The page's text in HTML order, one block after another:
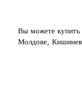
Вы можете купить
Молдове, Кишинев